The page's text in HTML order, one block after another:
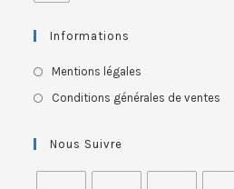
Informations
Mentions légales
Conditions générales de ventes
Nous Suivre